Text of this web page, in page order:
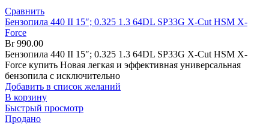
Сравнить
Бензопила 440 II 15″; 0.325 1.3 64DL SP33G X-Cut HSM X-
Force
Br990.00
Бензопила 440 II 15″; 0.325 1.3 64DL SP33G X-Cut HSM X-
Force купить Новая легкая и эффективная универсальная
бензопила с исключительно
Добавить в список желаний
В корзину
Быстрый просмотр
Продано